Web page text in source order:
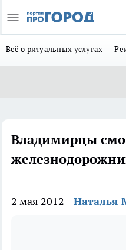
Всё о ритуальных услугах
Владимирцы
2 мая 2012 Наталья